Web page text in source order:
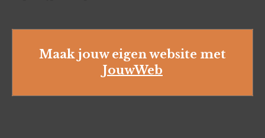
Maak jouw eigen website met
JouwWeb